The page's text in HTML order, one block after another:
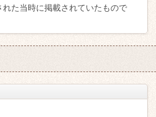
た当時に掲載されていたもので